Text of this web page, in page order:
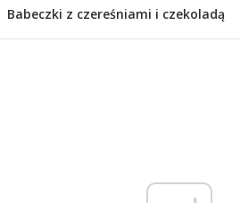
Babeczki z czereśniami i czekoladą